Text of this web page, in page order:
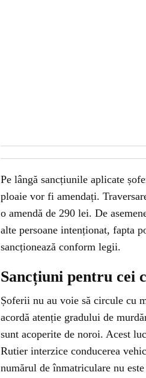
Pe lângă sancțiunile aplicate
ploaie vor fi amendați.
o amendă de 290 lei. De
alte persoane intenționat, fapta
sancționează conform legii.
Sancțiuni pentru cei
Șoferii nu au voie să circule cu
acordă atenție gradului de
sunt acoperite de noroi. Acest
Rutier interzice conducerea
numărul de înmatriculare nu